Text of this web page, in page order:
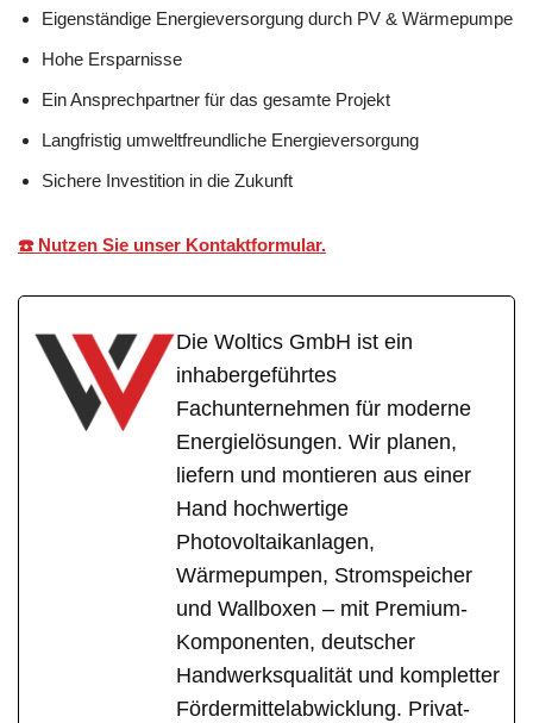
Eigenständige Energieversorgung durch PV & Wärmepumpe
Hohe Ersparnisse
Ein Ansprechpartner für das gesamte Projekt
Langfristig umweltfreundliche Energieversorgung
Sichere Investition in die Zukunft
☎️ Nutzen Sie unser Kontaktformular.
Die Woltics GmbH ist ein
inhabergeführtes
Fachunternehmen für moderne
Energielösungen. Wir planen,
liefern und montieren aus einer
Hand hochwertige
Photovoltaikanlagen,
Wärmepumpen, Stromspeicher
und Wallboxen – mit Premium-
Komponenten, deutscher
Handwerksqualität und kompletter
Fördermittelabwicklung. Privat-